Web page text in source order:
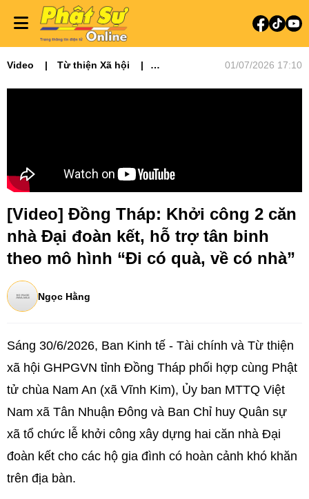
Video
Từ thiện Xã hội
01/07/2026 17:10
[Video] Đồng Tháp: Khởi công 2 căn
nhà Đại đoàn kết, hỗ trợ tân binh
theo mô hình “Đi có quà, về có nhà”
Ngọc Hằng
Sáng 30/6/2026, Ban Kinh tế - Tài chính và Từ thiện
xã hội GHPGVN tỉnh Đồng Tháp phối hợp cùng Phật
tử chùa Nam An (xã Vĩnh Kim), Ủy ban MTTQ Việt
Nam xã Tân Nhuận Đông và Ban Chỉ huy Quân sự
xã tổ chức lễ khởi công xây dựng hai căn nhà Đại
đoàn kết cho các hộ gia đình có hoàn cảnh khó khăn
trên địa bàn.